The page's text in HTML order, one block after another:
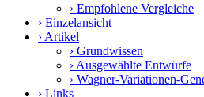
› Empfohlene Vergleiche
› Einzelansicht
› Artikel
› Grundwissen
› Ausgewählte Entwürfe
› Wagner-Variationen-
› Links